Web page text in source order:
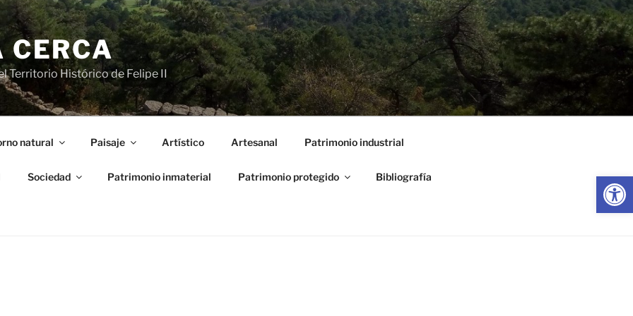
Abrir
CERCA
Territorio Histórico de Felipe II
natural Paisaje Artístico Artesanal Patrimonio industrial
Sociedad Patrimonio inmaterial Patrimonio protegido Bibliografía